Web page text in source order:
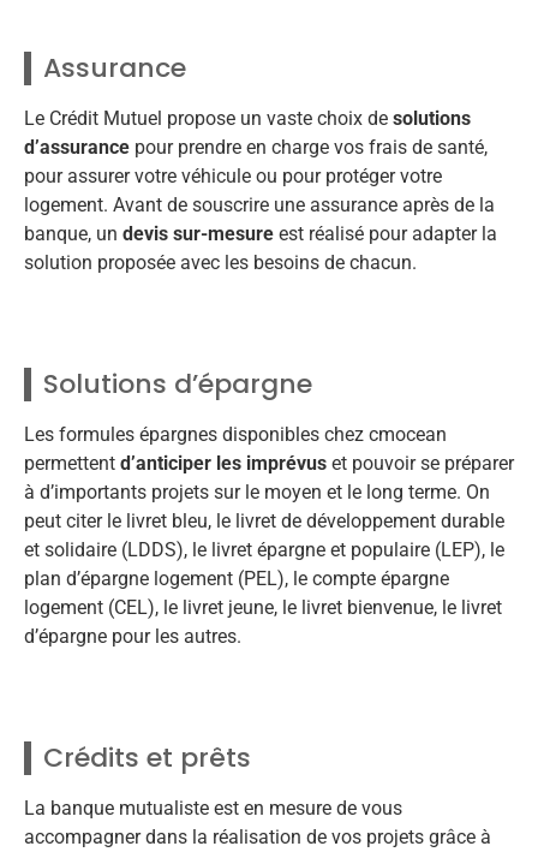
Assurance
Le Crédit Mutuel propose un vaste choix de solutions
d’assurance pour prendre en charge vos frais de santé,
pour assurer votre véhicule ou pour protéger votre
logement. Avant de souscrire une assurance après de la
banque, un devis sur-mesure est réalisé pour adapter la
solution proposée avec les besoins de chacun.
Solutions d’épargne
Les formules épargnes disponibles chez cmocean
permettent d’anticiper les imprévus et pouvoir se préparer
à d’importants projets sur le moyen et le long terme. On
peut citer le livret bleu, le livret de développement durable
et solidaire (LDDS), le livret épargne et populaire (LEP), le
plan d’épargne logement (PEL), le compte épargne
logement (CEL), le livret jeune, le livret bienvenue, le livret
d’épargne pour les autres.
Crédits et prêts
La banque mutualiste est en mesure de vous
accompagner dans la réalisation de vos projets grâce à